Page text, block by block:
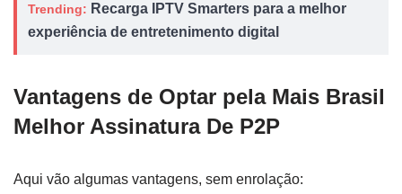
Trending: Recarga IPTV Smarters para a melhor
experiência de entretenimento digital
Vantagens de Optar pela Mais Brasil
Melhor Assinatura De P2P
Aqui vão algumas vantagens, sem enrolação: